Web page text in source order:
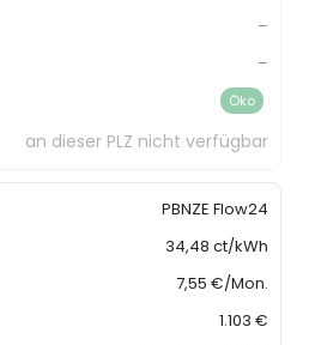
–
–
Öko
an dieser PLZ nicht verfügbar
PBNZE Flow24
34,48 ct/kWh
7,55 €/Mon.
1.103 €